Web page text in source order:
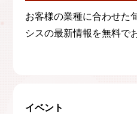
お客様の業種に合わせた
シスの最新情報を無料で
イベント